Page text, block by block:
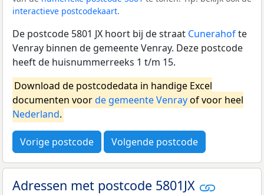
interactieve postcodekaart.
De postcode 5801 JX hoort bij de straat Cunerahofte
Venray binnen de gemeente Venray. Deze postcode
heeft de huisnummerreeks 1 t/m 15.
Download de postcodedata in handige Excel
documenten voorde gemeente Venrayof voor heel
Nederland.
Vorige postcode Volgende postcode
Adressen met postcode 5801JX